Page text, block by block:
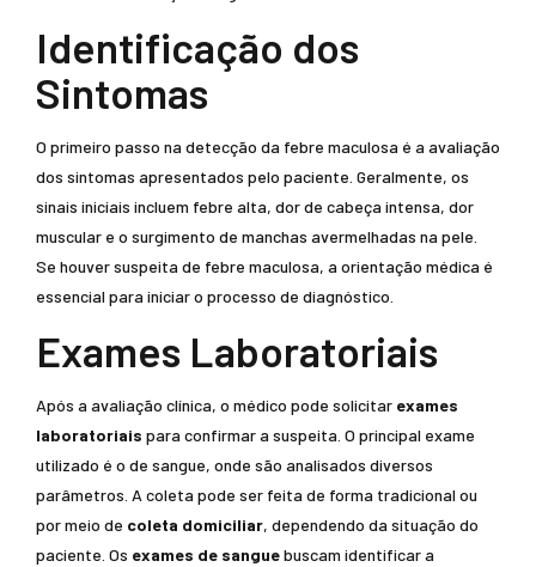
Identificação dos
Sintomas
O primeiro passo na detecção da febre maculosa é a avaliação
dos sintomas apresentados pelo paciente. Geralmente, os
sinais iniciais incluem febre alta, dor de cabeça intensa, dor
muscular e o surgimento de manchas avermelhadas na pele.
Se houver suspeita de febre maculosa, a orientação médica é
essencial para iniciar o processo de diagnóstico.
Exames Laboratoriais
Após a avaliação clínica, o médico pode solicitar exames
laboratoriais para confirmar a suspeita. O principal exame
utilizado é o de sangue, onde são analisados diversos
parâmetros. A coleta pode ser feita de forma tradicional ou
por meio de coleta domiciliar, dependendo da situação do
paciente. Os exames de sanguebuscam identificar a